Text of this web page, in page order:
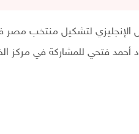
لتشكيل منتخب مصر
أحمد فتحي للمشاركة في مركز